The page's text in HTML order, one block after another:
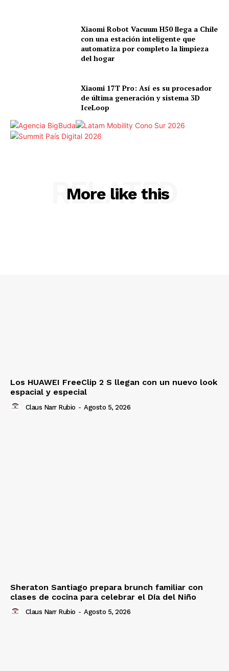
Xiaomi Robot Vacuum H50 llega a Chile
con una estación inteligente que
automatiza por completo la limpieza
del hogar
Xiaomi 17T Pro: Así es su procesador
de última generación y sistema 3D
IceLoop
More like this
RELATED
Los HUAWEI FreeClip 2 S llegan con un nuevo look
espacial y especial
Claus Narr Rubio - Agosto 5, 2026
Sheraton Santiago prepara brunch familiar con
clases de cocina para celebrar el Día del Niño
Claus Narr Rubio - Agosto 5, 2026